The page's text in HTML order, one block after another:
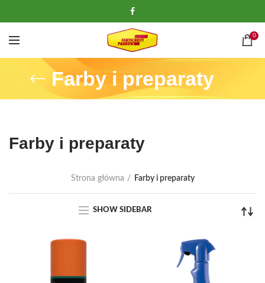
0
Farby i preparaty
Farby i preparaty
Strona główna Farby i preparaty
SHOW SIDEBAR